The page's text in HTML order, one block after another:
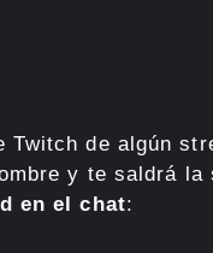
Twitch de algún
y te saldrá la
en el chat: